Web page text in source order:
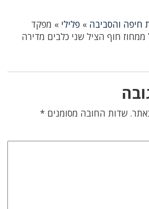
חיפה והסביבה » פלילי » מפקד
חוף הציל שני כלבים מדירה
שדות החובה מסומנים *